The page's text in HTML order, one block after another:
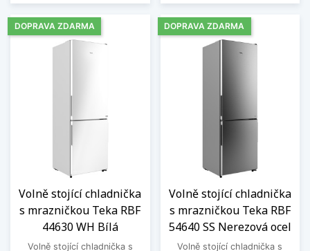
Volně stojící chladnička
s mrazničkou Teka RBF
44630 WH Bílá
Volně stojící chladnička s
DOPRAVA ZDARMA
Volně stojící chladnička
s mrazničkou Teka RBF
54640 SS Nerezová ocel
Volně stojící chladnička s
DOPRAVA ZDARMA